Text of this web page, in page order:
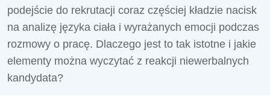
podejście do rekrutacji coraz częściej kładzie nacisk
na analizę języka ciała i wyrażanych emocji podczas
rozmowy o pracę. Dlaczego jest to tak istotne i jakie
elementy można wyczytać z reakcji niewerbalnych
kandydata?